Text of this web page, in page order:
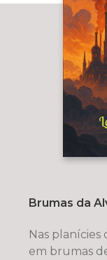
Brumas da
Nas planícies
em brumas